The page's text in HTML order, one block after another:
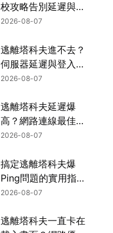
校攻略告別延遲與斷
線困擾！
2026-08-07
逃離塔科夫進不去？
伺服器延遲與登入問
題解決指南！
2026-08-07
逃離塔科夫延遲爆
高？網路連線最佳化
攻略！
2026-08-07
搞定逃離塔科夫爆
Ping問題的實用指
南！
2026-08-07
逃離塔科夫一直卡在